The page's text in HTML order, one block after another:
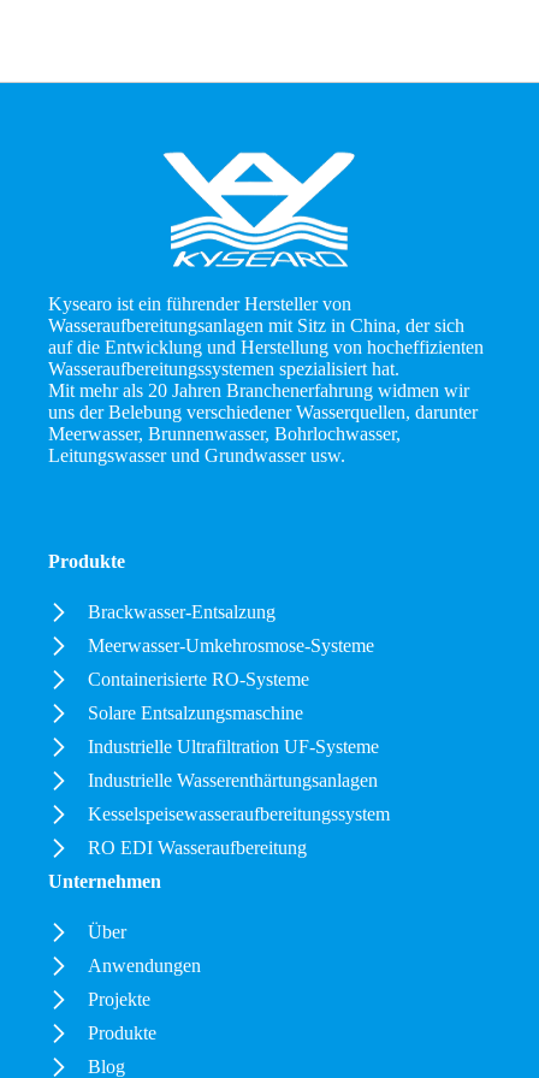
Kysearo ist ein führender Hersteller von
Wasseraufbereitungsanlagen mit Sitz in China, der sich
auf die Entwicklung und Herstellung von hocheffizienten
Wasseraufbereitungssystemen spezialisiert hat.
Mit mehr als 20 Jahren Branchenerfahrung widmen wir
uns der Belebung verschiedener Wasserquellen, darunter
Meerwasser, Brunnenwasser, Bohrlochwasser,
Leitungswasser und Grundwasser usw.
Produkte
Brackwasser-Entsalzung
Meerwasser-Umkehrosmose-Systeme
Containerisierte RO-Systeme
Solare Entsalzungsmaschine
Industrielle Ultrafiltration UF-Systeme
Industrielle Wasserenthärtungsanlagen
Kesselspeisewasseraufbereitungssystem
RO EDI Wasseraufbereitung
Unternehmen
Über
Anwendungen
Projekte
Produkte
Blog